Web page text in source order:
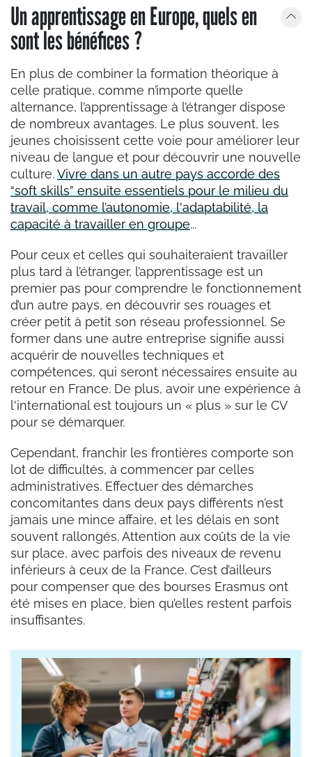
Un apprentissage en Europe, quels en
sont les bénéfices ?
En plus de combiner la formation théorique à
celle pratique, comme n’importe quelle
alternance, l’apprentissage à l’étranger dispose
de nombreux avantages. Le plus souvent, les
jeunes choisissent cette voie pour améliorer leur
niveau de langue et pour découvrir une nouvelle
culture.Vivre dans un autre pays accorde des
“soft skills” ensuite essentiels pour le milieu du
travail, comme l’autonomie, l'adaptabilité, la
capacité à travailler en groupe...
Pour ceux et celles qui souhaiteraient travailler
plus tard à l’étranger, l’apprentissage est un
premier pas pour comprendre le fonctionnement
d’un autre pays, en découvrir ses rouages et
créer petit à petit son réseau professionnel. Se
former dans une autre entreprise signifie aussi
acquérir de nouvelles techniques et
compétences, qui seront nécessaires ensuite au
retour en France. De plus, avoir une expérience à
l'international est toujours un « plus » sur le CV
pour se démarquer.
Cependant, franchir les frontières comporte son
lot de difficultés, à commencer par celles
administratives. Effectuer des démarches
concomitantes dans deux pays différents n’est
jamais une mince affaire, et les délais en sont
souvent rallongés. Attention aux coûts de la vie
sur place, avec parfois des niveaux de revenu
inférieurs à ceux de la France. C’est d’ailleurs
pour compenser que des bourses Erasmus ont
été mises en place, bien qu’elles restent parfois
insuffisantes.